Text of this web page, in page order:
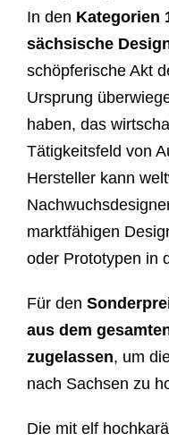
In den Kategorien
sächsische
schöpferische Akt
Ursprung
haben, das
Tätigkeitsfeld von
Hersteller kann
marktfähigen
oder Prototypen in
Für den
aus dem
zugelassen, um
nach Sachsen zu
Die mit elf